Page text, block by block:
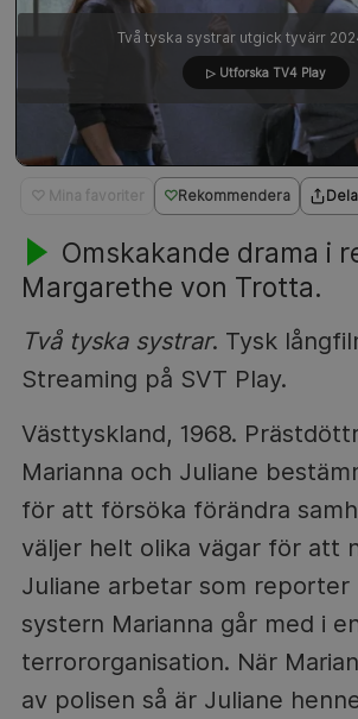
♡ Mina favoriter Rekommendera Dela
Omskakande drama i
Margarethe von Trotta.
Två tyska systrar. Tysk
Streaming på SVT Play.
Västtyskland, 1968.
Marianna och Juliane
för att försöka förändra
väljer helt olika vägar för att
Juliane arbetar som reporter
systern Marianna går med i
terrororganisation. När
av polisen så är Juliane
Två tyska systrar utgick tyvärr
▷ Utforska TV4 Play